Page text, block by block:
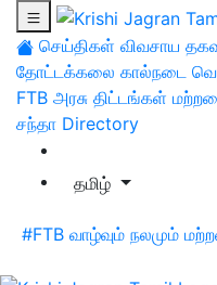
செய்திகள் விவசாய
தோட்டக்கலை கால்நடை
FTB அரசு திட்டங்கள்
சந்தா Directory
தமிழ்
#FTB வாழ்வும் நலமும்